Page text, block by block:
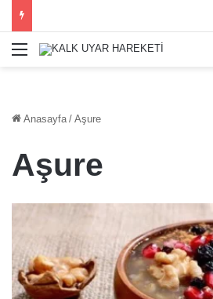
Menü
Anasayfa / Aşure
Aşure